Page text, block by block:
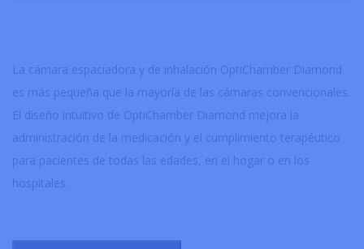
La cámara espaciadora y de inhalación OptiChamber Diamond
es más pequeña que la mayoría de las cámaras convencionales.
El diseño intuitivo de OptiChamber Diamond mejora la
administración de la medicación y el cumplimiento terapéutico
para pacientes de todas las edades, en el hogar o en los
hospitales.